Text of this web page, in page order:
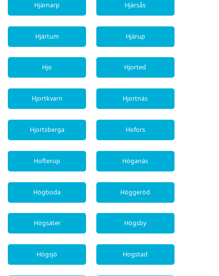
Hjärnarp Hjärsås
Hjärtum Hjärup
Hjo Hjorted
Hjortkvarn Hjortnäs
Hjortsberga Hofors
Hofterup Höganäs
Högboda Höggeröd
Högsäter Högsby
Högsjö Hogstad